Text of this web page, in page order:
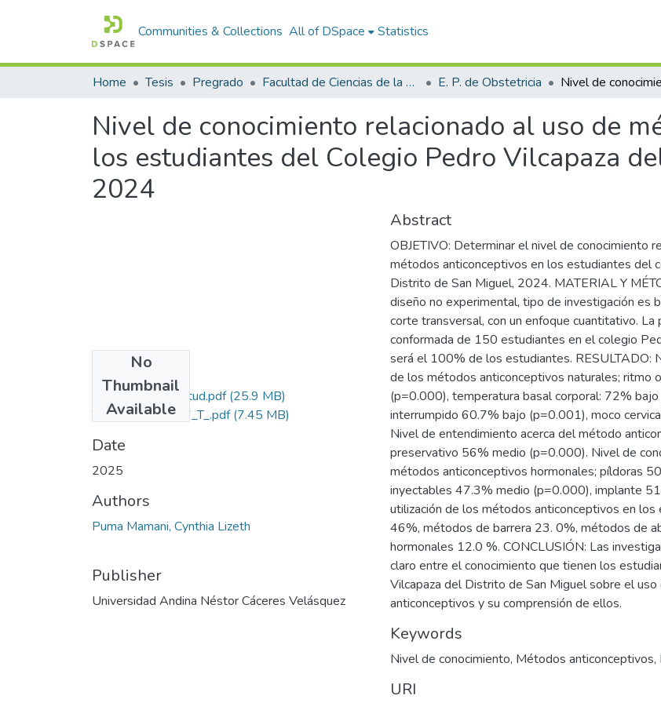
Communities & Collections All of DSpace Statistics
Home Tesis Pregrado Facultad de Ciencias de la Salud E. P. de Obstetricia
Nivel de conocimiento relacionado al uso de
los estudiantes del Colegio Pedro Vilcapaza
2024
No
Thumbnail
Available
Grado de Similitud.pdf(25.9 MB)
T036_72646806_T_.pdf(7.45 MB)
Date
2025
Authors
Puma Mamani, Cynthia Lizeth
Publisher
Universidad Andina Néstor Cáceres Velásquez
Abstract
OBJETIVO: Determinar el nivel de conocimiento
métodos anticonceptivos en los estudiantes del
Distrito de San Miguel, 2024. MATERIAL Y
diseño no experimental, tipo de investigación es
corte transversal, con un enfoque cuantitativo.
conformada de 150 estudiantes en el colegio
será el 100% de los estudiantes. RESULTADO:
de los métodos anticonceptivos naturales; ritmo
(p=0.000), temperatura basal corporal: 72%
interrumpido 60.7% bajo (p=0.001), moco
Nivel de entendimiento acerca del método
preservativo 56% medio (p=0.000). Nivel de
métodos anticonceptivos hormonales; píldoras
inyectables 47.3% medio (p=0.000), implante
utilización de los métodos anticonceptivos en los
46%, métodos de barrera 23. 0%, métodos de
hormonales 12.0 %. CONCLUSIÓN: Las
claro entre el conocimiento que tienen los
Vilcapaza del Distrito de San Miguel sobre el
anticonceptivos y su comprensión de ellos.
Keywords
Nivel de conocimiento, Métodos anticonceptivos,
URI